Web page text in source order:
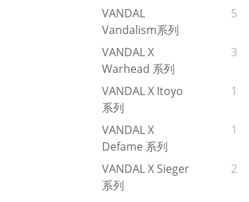
VANDAL
Vandalism系列
5
VANDAL X
Warhead 系列
3
VANDAL X Itoyo
系列
1
VANDAL X
Defame 系列
1
VANDAL X Sieger
系列
2